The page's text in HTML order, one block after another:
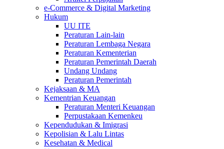
e-Commerce & Digital Marketing
Hukum
UU ITE
Peraturan Lain-lain
Peraturan Lembaga Negara
Peraturan Kementerian
Peraturan Pemerintah Daerah
Undang Undang
Peraturan Pemerintah
Kejaksaan & MA
Kementrian Keuangan
Peraturan Menteri Keuangan
Perpustakaan Kemenkeu
Kependudukan & Imigrasi
Kepolisian & Lalu Lintas
Kesehatan & Medical